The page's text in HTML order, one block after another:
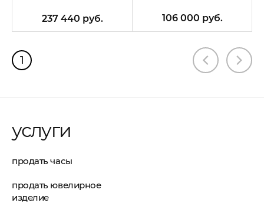
237 440 руб. 106 000 руб.
1
услуги
продать часы
продать ювелирное
изделие